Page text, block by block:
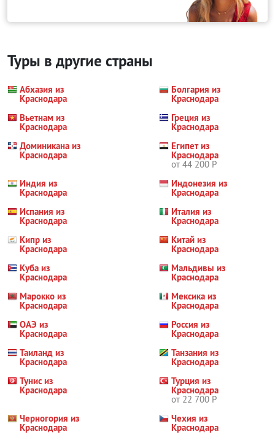
Туры в другие страны
Абхазия из
Краснодара
Болгария из
Краснодара
Вьетнам из
Краснодара
Греция из
Краснодара
Доминикана из
Краснодара
Египет из
Краснодара
от 44 200 Р
Индия из
Краснодара
Индонезия из
Краснодара
Испания из
Краснодара
Италия из
Краснодара
Кипр из
Краснодара
Китай из
Краснодара
Куба из
Краснодара
Мальдивы из
Краснодара
Марокко из
Краснодара
Мексика из
Краснодара
ОАЭ из
Краснодара
Россия из
Краснодара
Таиланд из
Краснодара
Танзания из
Краснодара
Тунис из
Краснодара
Турция из
Краснодара
от 22 700 Р
Черногория из
Краснодара
Чехия из
Краснодара